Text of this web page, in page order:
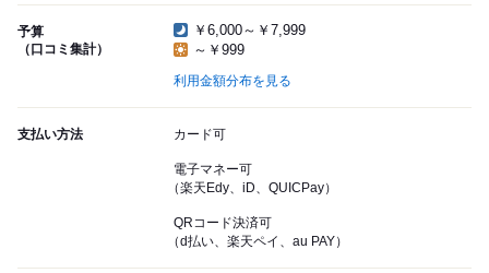
予算
（口コミ集計）
￥6,000～￥7,999
～￥999
利用金額分布を見る
支払い方法 カード可
電子マネー可
（楽天Edy、iD、QUICPay）
QRコード決済可
（d払い、楽天ペイ、au PAY）